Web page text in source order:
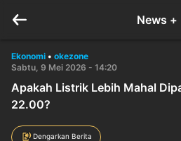
News +
Ekonomi • okezone
Sabtu, 9 Mei 2026 - 14:20
Apakah Listrik Lebih Mahal
22.00?
Dengarkan Berita